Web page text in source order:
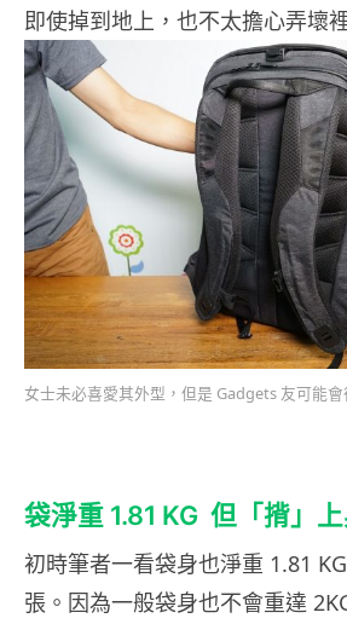
即使掉到地上，也不太擔心弄壞
女士未必喜愛其外型，但是 Gadgets 友可能會
袋淨重 1.81 KG 但「揹」
初時筆者一看袋身也淨重 1.81
張。因為一般袋身也不會重達